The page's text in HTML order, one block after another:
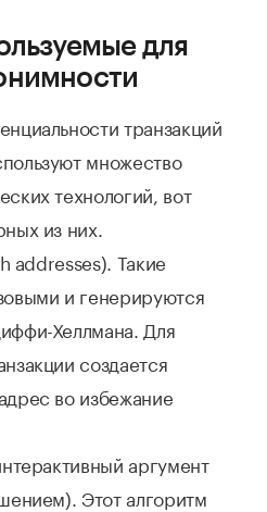
для
транзакций
множество
технологий, вот
из них.
addresses). Такие
и генерируются
Хеллмана. Для
создается
во избежание
аргумент
Этот алгоритм